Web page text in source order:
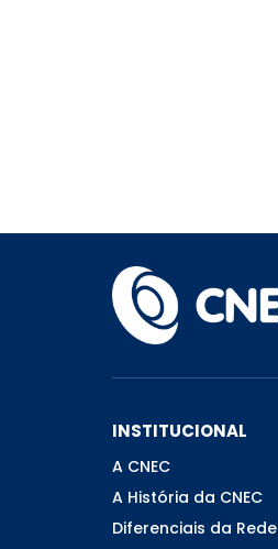
INSTITUCIONAL
A CNEC
A História da CNEC
Diferenciais da Rede